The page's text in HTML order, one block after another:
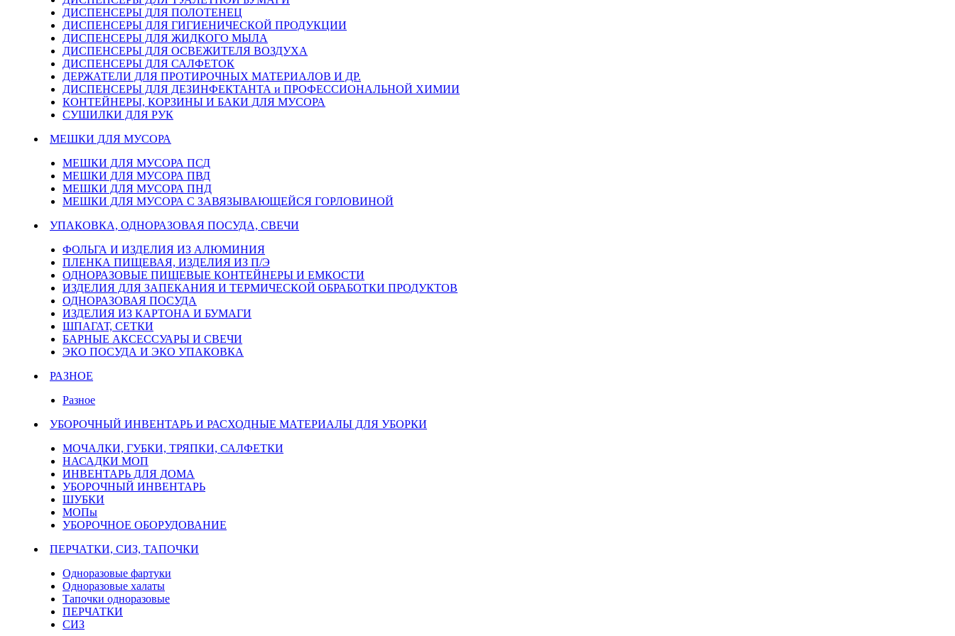
ДИСПЕНСЕРЫ ДЛЯ ПОЛОТЕНЕЦ
ДИСПЕНСЕРЫ ДЛЯ ГИГИЕНИЧЕСКОЙ ПРОДУКЦИИ
ДИСПЕНСЕРЫ ДЛЯ ЖИДКОГО МЫЛА
ДИСПЕНСЕРЫ ДЛЯ ОСВЕЖИТЕЛЯ ВОЗДУХА
ДИСПЕНСЕРЫ ДЛЯ САЛФЕТОК
ДЕРЖАТЕЛИ ДЛЯ ПРОТИРОЧНЫХ МАТЕРИАЛОВ И ДР.
ДИСПЕНСЕРЫ ДЛЯ ДЕЗИНФЕКТАНТА и ПРОФЕССИОНАЛЬНОЙ ХИМИИ
КОНТЕЙНЕРЫ, КОРЗИНЫ И БАКИ ДЛЯ МУСОРА
СУШИЛКИ ДЛЯ РУК
МЕШКИ ДЛЯ МУСОРА
МЕШКИ ДЛЯ МУСОРА ПСД
МЕШКИ ДЛЯ МУСОРА ПВД
МЕШКИ ДЛЯ МУСОРА ПНД
МЕШКИ ДЛЯ МУСОРА С ЗАВЯЗЫВАЮЩЕЙСЯ ГОРЛОВИНОЙ
УПАКОВКА, ОДНОРАЗОВАЯ ПОСУДА, СВЕЧИ
ФОЛЬГА И ИЗДЕЛИЯ ИЗ АЛЮМИНИЯ
ПЛЕНКА ПИЩЕВАЯ, ИЗДЕЛИЯ ИЗ П/Э
ОДНОРАЗОВЫЕ ПИЩЕВЫЕ КОНТЕЙНЕРЫ И ЕМКОСТИ
ИЗДЕЛИЯ ДЛЯ ЗАПЕКАНИЯ И ТЕРМИЧЕСКОЙ ОБРАБОТКИ ПРОДУКТОВ
ОДНОРАЗОВАЯ ПОСУДА
ИЗДЕЛИЯ ИЗ КАРТОНА И БУМАГИ
ШПАГАТ, СЕТКИ
БАРНЫЕ АКСЕССУАРЫ И СВЕЧИ
ЭКО ПОСУДА И ЭКО УПАКОВКА
РАЗНОЕ
Разное
УБОРОЧНЫЙ ИНВЕНТАРЬ И РАСХОДНЫЕ МАТЕРИАЛЫ ДЛЯ УБОРКИ
МОЧАЛКИ, ГУБКИ, ТРЯПКИ, САЛФЕТКИ
НАСАДКИ МОП
ИНВЕНТАРЬ ДЛЯ ДОМА
УБОРОЧНЫЙ ИНВЕНТАРЬ
ШУБКИ
МОПы
УБОРОЧНОЕ ОБОРУДОВАНИЕ
ПЕРЧАТКИ, СИЗ, ТАПОЧКИ
Одноразовые фартуки
Одноразовые халаты
Тапочки одноразовые
ПЕРЧАТКИ
СИЗ